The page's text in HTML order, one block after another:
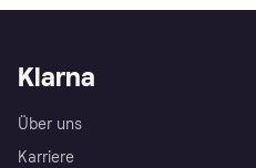
Klarna
Über uns
Karriere